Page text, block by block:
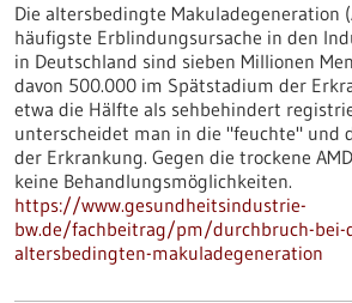
Die altersbedingte Makuladegeneration
häufigste Erblindungsursache in den
in Deutschland sind sieben Millionen
davon 500.000 im Spätstadium der
etwa die Hälfte als sehbehindert
unterscheidet man in die "feuchte" und
der Erkrankung. Gegen die trockene
keine Behandlungsmöglichkeiten.
https://www.gesundheitsindustrie-
bw.de/fachbeitrag/pm/durchbruch-bei-
altersbedingten-makuladegeneration